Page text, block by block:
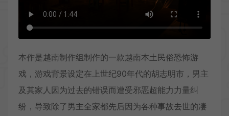
本作是越南制作组制作的一款越南本土民俗恐怖游
戏，游戏背景设定在上世纪90年代的胡志明市，男主
及其家人因为过去的错误而遭受邪恶超能力力量纠
纷，导致除了男主全家都先后因为各种事故去世的凄